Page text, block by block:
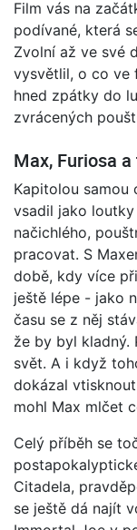
Film vás na
podívané, která
Zvolní až ve své
vysvětlil, o co ve
hned zpátky do
zvrácených
Max, Furiosa
Kapitolou samou
vsadil jako loutky
načichlého,
pracovat. S
době, kdy více
ještě lépe - jako
času se z něj
že by byl kladný.
svět. A i když
dokázal
mohl Max mlčet
Celý příběh se
Citadela,
se ještě dá najít